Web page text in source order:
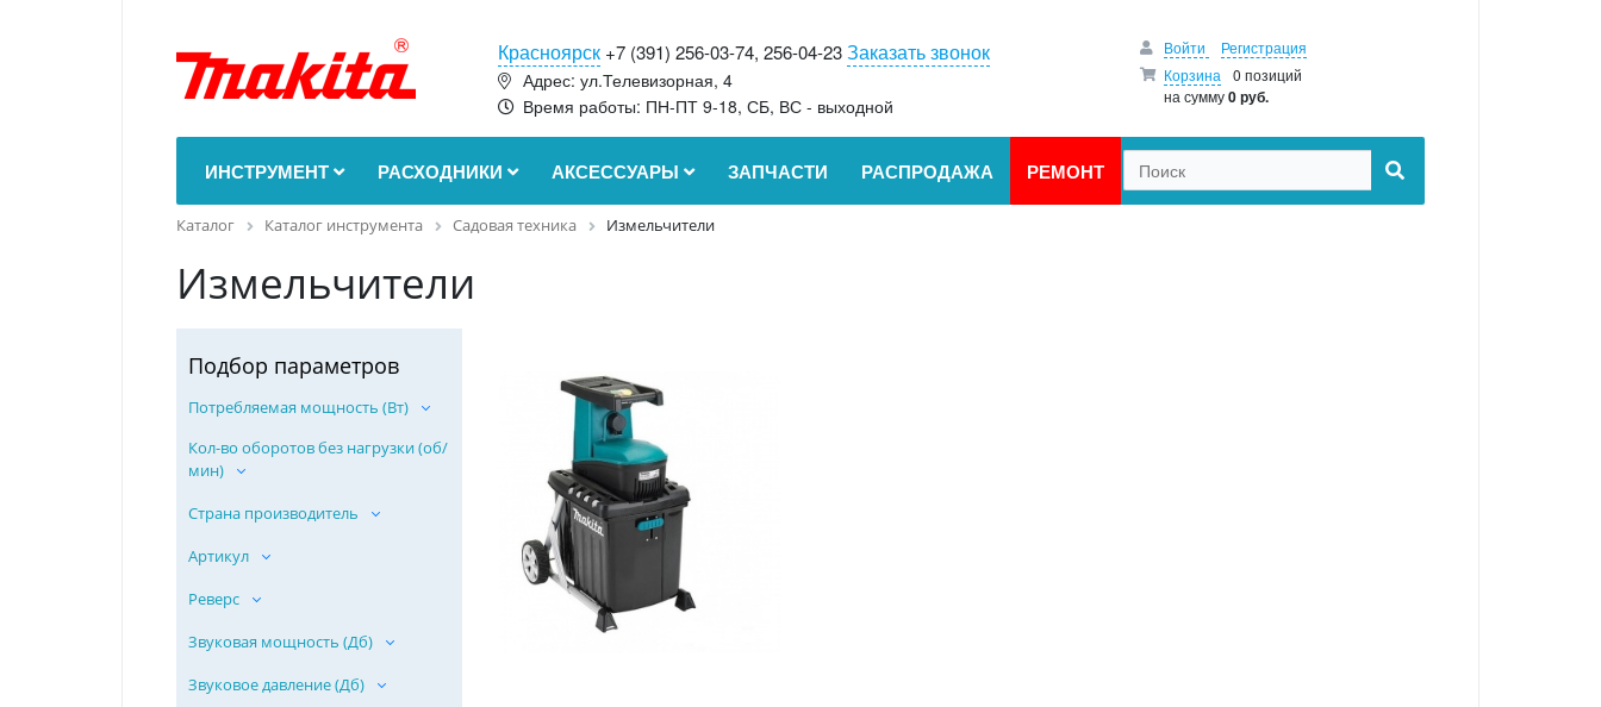
Красноярск +7 (391) 256-03-74, 256-04-23 Заказать звонок
Адрес: ул.Телевизорная, 4
Время работы: ПН-ПТ 9-18, СБ, ВС - выходной
Войти
Регистрация
Корзина
0 позиций
на сумму0 руб.
ИНСТРУМЕНТ РАСХОДНИКИ АКСЕССУАРЫ ЗАПЧАСТИ РАСПРОДАЖА РЕМОНТ
Каталог Каталог инструмента Садовая техника Измельчители
Измельчители
Подбор параметров
Потребляемая мощность (Вт)
Кол-во оборотов без нагрузки (об/
мин)
Страна производитель
Артикул
Реверс
Звуковая мощность (Дб)
Звуковое давление (Дб)